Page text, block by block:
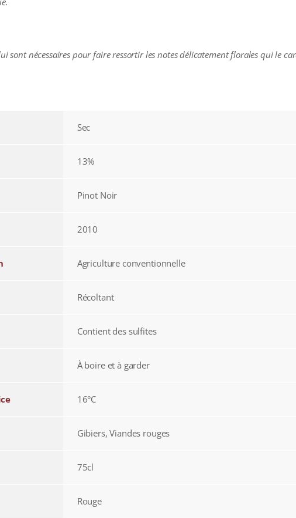
sont nécessaires pour faire ressortir les notes délicatement florales qui le
Sec
13%
Pinot Noir
2010
Agriculture conventionnelle
Récoltant
Contient des sulfites
À boire et à garder
16°C
Gibiers, Viandes rouges
75cl
Rouge